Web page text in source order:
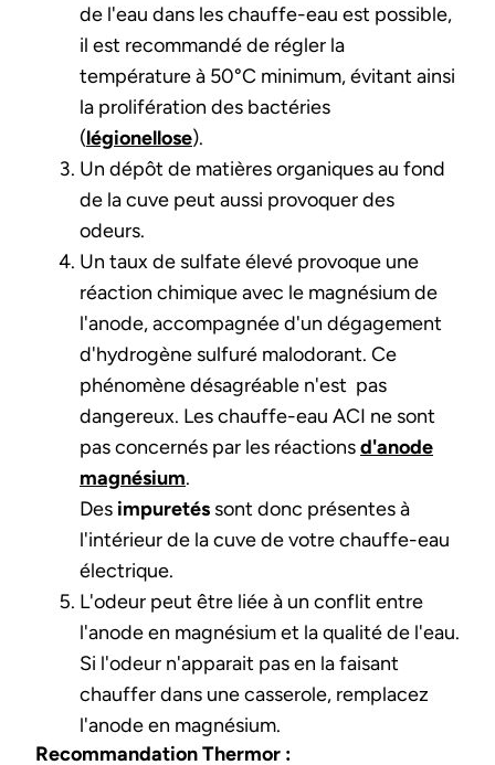
de l'eau dans les chauffe-eau est possible,
il est recommandé de régler la
température à 50°C minimum, évitant ainsi
la prolifération des bactéries
(légionellose).
Un dépôt de matières organiques au fond
de la cuve peut aussi provoquer des
odeurs.
Un taux de sulfate élevé provoque une
réaction chimique avec le magnésium de
l'anode, accompagnée d'un dégagement
d'hydrogène sulfuré malodorant. Ce
phénomène désagréable n'est pas
dangereux. Les chauffe-eau ACI ne sont
pas concernés par les réactionsd'anode
magnésium.
Des impuretés sont donc présentes à
l'intérieur de la cuve de votre chauffe-eau
électrique.
L'odeur peut être liée à un conflit entre
l'anode en magnésium et la qualité de l'eau.
Si l'odeur n'apparait pas en la faisant
chauffer dans une casserole, remplacez
l'anode en magnésium.
Recommandation Thermor :